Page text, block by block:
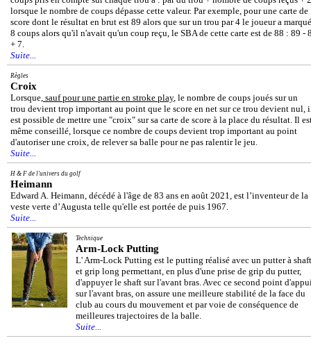
lorsque le nombre de coups dépasse cette valeur. Par exemple, pour une carte de
score dont le résultat en brut est 89 alors que sur un trou par 4 le joueur a marqué
8 coups alors qu'il n'avait qu'un coup reçu, le SBA de cette carte est de 88 : 89 -
+ 7.
Suite...
Règles
Croix
Lorsque, sauf pour une partie en stroke play, le nombre de coups joués sur un
trou devient trop important au point que le score en net sur ce trou devient nul,
est possible de mettre une "croix" sur sa carte de score à la place du résultat. Il
même conseillé, lorsque ce nombre de coups devient trop important au point
d'autoriser une croix, de relever sa balle pour ne pas ralentir le jeu.
Suite...
H & F de l'univers du golf
Heimann
Edward A. Heimann, décédé à l'âge de 83 ans en août 2021, est l’inventeur de la
veste verte d’Augusta telle qu'elle est portée de puis 1967.
Suite...
Technique
Arm-Lock Putting
L' Arm-Lock Putting est le putting réalisé avec un putter à shaft
et grip long permettant, en plus d'une prise de grip du putter,
d'appuyer le shaft sur l'avant bras. Avec ce second point
sur l'avant bras, on assure une meilleure stabilité de la face du
club au cours du mouvement et par voie de conséquence de
meilleures trajectoires de la balle.
Suite...